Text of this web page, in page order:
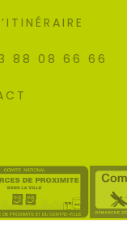
88 08 66 66